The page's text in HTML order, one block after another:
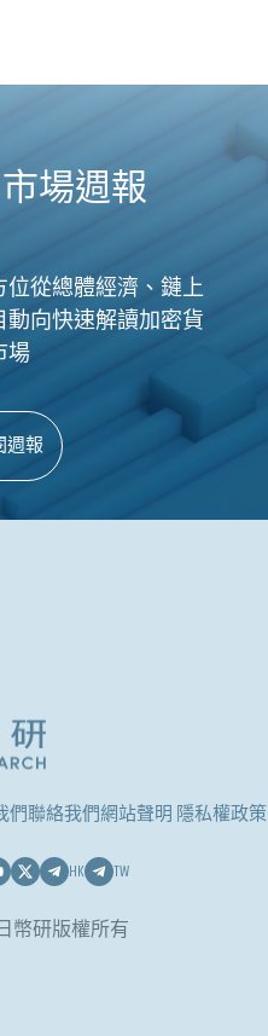
場週報
從總體經濟、鏈上
向快速解讀加密貨
場
週報
們聯絡我們網站聲明 隱私權政策
HK TW
幣研版權所有